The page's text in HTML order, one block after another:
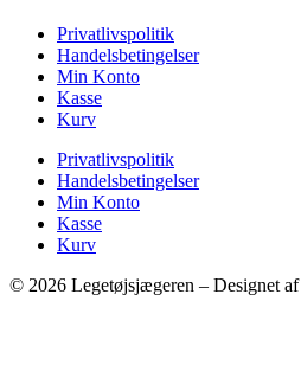
Privatlivspolitik
Handelsbetingelser
Min Konto
Kasse
Kurv
Privatlivspolitik
Handelsbetingelser
Min Konto
Kasse
Kurv
© 2026 Legetøjsjægeren – Designet af